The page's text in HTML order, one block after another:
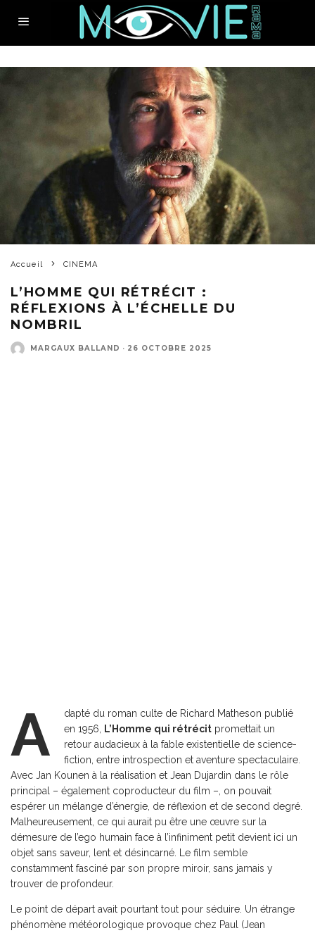
Accueil CINEMA
L’HOMME QUI RÉTRÉCIT :
RÉFLEXIONS À L’ÉCHELLE DU
NOMBRIL
MARGAUX BALLAND · 26 OCTOBRE 2025
A
dapté du roman culte de Richard Matheson publié
en 1956,
L’Homme qui rétrécit promettait un
retour audacieux à la fable existentielle de science-
fiction, entre introspection et aventure spectaculaire.
Avec Jan Kounen à la réalisation et Jean Dujardin dans le rôle
principal – également coproducteur du film –, on pouvait
espérer un mélange d’énergie, de réflexion et de second degré.
Malheureusement, ce qui aurait pu être une œuvre sur la
démesure de l’ego humain face à l’infiniment petit devient ici un
objet sans saveur, lent et désincarné. Le film semble
constamment fasciné par son propre miroir, sans jamais y
trouver de profondeur.
Le point de départ avait pourtant tout pour séduire. Un étrange
phénomène météorologique provoque chez Paul (Jean